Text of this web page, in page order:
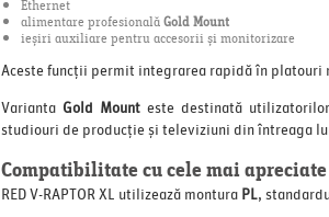
Ethernet
alimentare profesionalăGold Mount
ieșiri auxiliare pentru accesorii și monitorizare
Aceste funcții permit integrarea rapidă în
Varianta Gold Mount este destinată
studiouri de producție și televiziuni din întreaga
Compatibilitate cu cele mai
RED V-RAPTOR XL utilizează monturaPL,